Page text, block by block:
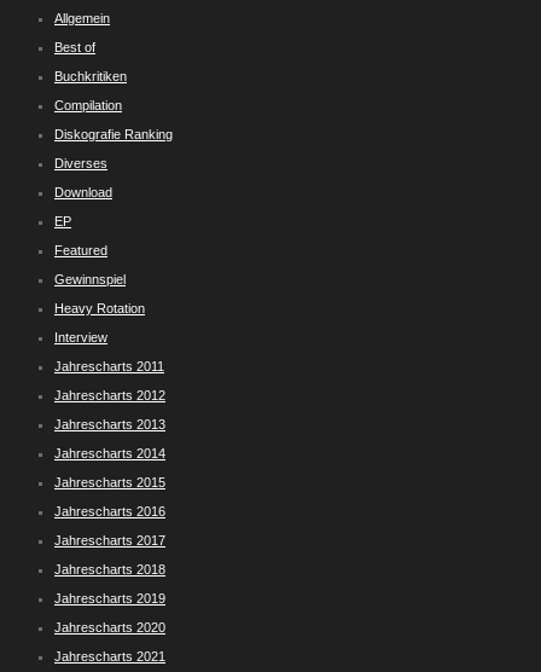
Allgemein
Best of
Buchkritiken
Compilation
Diskografie Ranking
Diverses
Download
EP
Featured
Gewinnspiel
Heavy Rotation
Interview
Jahrescharts 2011
Jahrescharts 2012
Jahrescharts 2013
Jahrescharts 2014
Jahrescharts 2015
Jahrescharts 2016
Jahrescharts 2017
Jahrescharts 2018
Jahrescharts 2019
Jahrescharts 2020
Jahrescharts 2021